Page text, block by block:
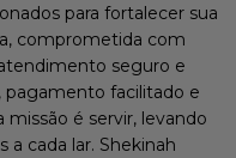
para fortalecer sua
comprometida com
seguro e
pagamento facilitado e
é servir, levando
a cada lar. Shekinah